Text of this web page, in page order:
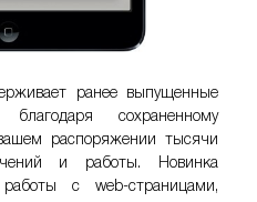
ранее выпущенные
сохраненному
распоряжении тысячи
и работы. Новинка
с web-страницами,